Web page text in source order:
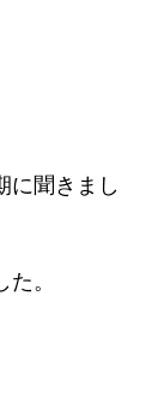
に聞きまし
。